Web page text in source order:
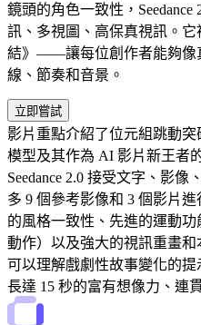
鏡頭的角色一致性，
訊、多視圖、高保真視訊。
結》——讓每位創作者能夠像
線、節奏和音景。
立即嘗試
影片重點介紹了位元組跳動突
模型及其作為 AI 影片新王者
Seedance 2.0 接受文字、影
多 9 個參考影像和 3 個影片
的風格一致性、先進的運動
動作）以及強大的視訊重畫和
可以理解戲劇性故事變化的
長達 15 秒的富有想像力、連